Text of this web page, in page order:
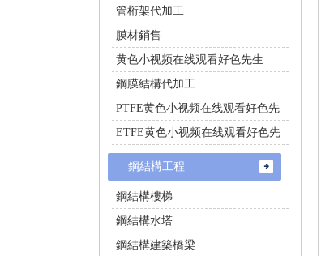
管桁架代加工
膜材銷售
黄色小视频在线观看好色先生
鋼膜結構代加工
PTFE黄色小视频在线观看好色先
生施工
ETFE黄色小视频在线观看好色先
生施工
鋼結構工程
鋼結構樓梯
鋼結構水塔
鋼結構建築橋梁